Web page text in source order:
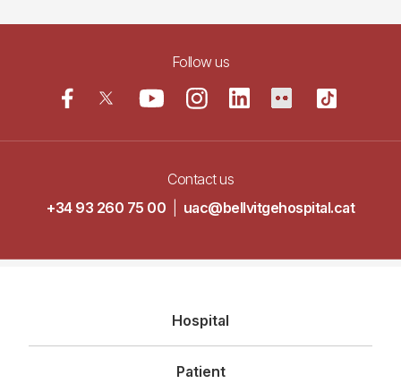
Follow us
Contact us
+34 93 260 75 00
uac@bellvitgehospital.cat
principal
Hospital
Patient